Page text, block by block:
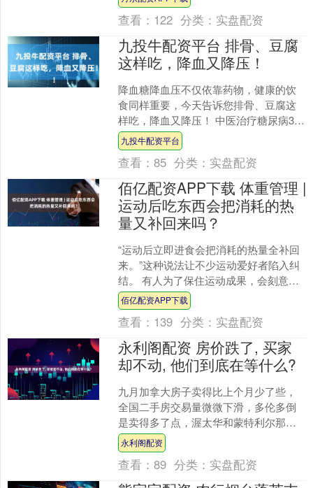
诵读、情景剧等....
查看： 122 分类： 实盘配资
九投牛配资平台 排骨、豆腐
这样吃，降血又降压！
降血糖降血压不仅依靠药物，健康的饮
食同样重要，今天告诉您排骨、豆腐这
样吃，降血又降压！ 中医治疗糖尿病30
天降低血糖改善并发症，不是空穴来
风，这是我在门诊实践中....
九投牛配资平台
查看：85 分类： 实盘配资
佰亿配资APP下载 体重管理 |
运动后吃东西会把消耗的热
量又补回来吗？
“运动后立即进食会把消耗的热量全补回
来。”这种说法让不少运动爱好者陷入纠
结。 有人为了保住运动成果，会刻意延
长空腹时间，却在不知不觉中影响了身
体恢复。事实上，运....
佰亿配资APP下载
查看： 139 分类： 实盘配资
永利阁配资 房价跌了, 买家
却不动, 他们到底在等什么?
九月加拿大房子卖得比上个月少了些，
全国二手房交易量微微下滑，多伦多倒
是卖得多了点，渥太华和蒙特利尔那边
却都往下走，新房源也跟着少了，房价
跌到六十八万多加元，这是....
永利阁配资
查看：89 分类： 实盘配资